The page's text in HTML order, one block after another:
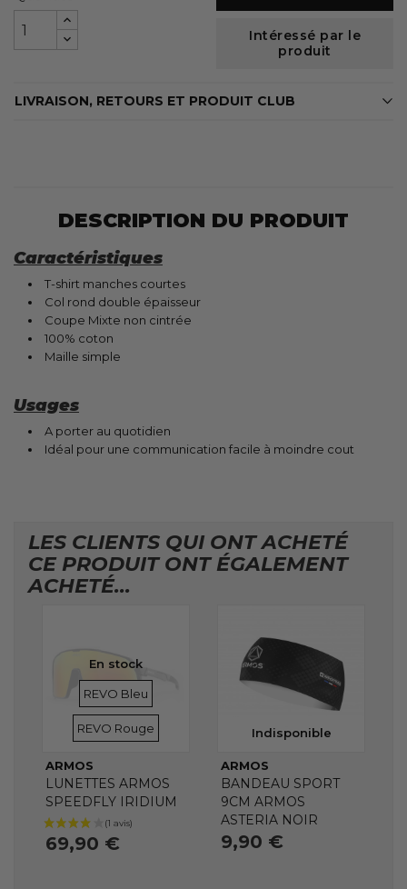
Intéressé par le
produit
LIVRAISON, RETOURS ET PRODUIT CLUB
DESCRIPTION DU PRODUIT
Caractéristiques
T-shirt manches courtes
Col rond double épaisseur
Coupe Mixte non cintrée
100% coton
Maille simple
Usages
A porter au quotidien
Idéal pour une communication facile à moindre cout
LES CLIENTS QUI ONT ACHETÉ
CE PRODUIT ONT ÉGALEMENT
ACHETÉ...
En stock
VERRES
REVO Bleu
VERRES
REVO Rouge
ARMOS
LUNETTES ARMOS
SPEEDFLY IRIDIUM
69,90 €
Indisponible
ARMOS
BANDEAU SPORT
9CM ARMOS
ASTERIA NOIR
9,90 €